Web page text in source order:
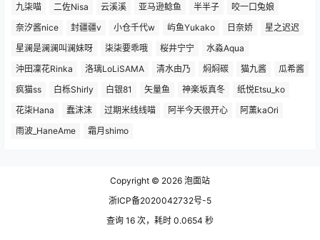
九柒喵
二佐Nisa 云溪溪 亚马逊鲶鱼 半半子
咬一口兔娘
奈汐酱nice
封疆疆v 小仓千代w 屿鱼Yukako 日奈娇
星之迟迟
星澜是澜澜叫澜妹呀
柒柒要乖哦 桜井宁宁
水淼Aqua
沖田凜花Rinka
洛璃LoLiSAMA 清水由乃 焖焖碳 猫九酱
瓜希酱
疯猫ss
白栎Shirly 白银81 矢量鱼 神楽坂真冬
纸悦Etsu_ko
花柒Hana
蠢沫沫 过期米线线喵 阿半今天很开心
阿薰kaOri
雨波_HaneAme
霜月shimo
Copyright © 2026 泡面站
浙ICP备2020042732号-5
查询 16 次，耗时 0.0654 秒